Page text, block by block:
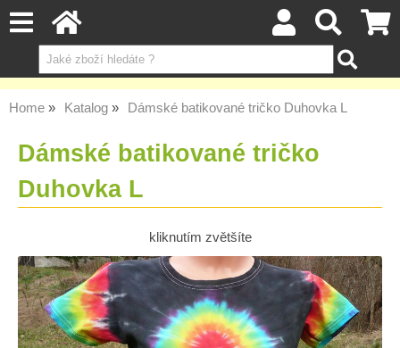
Home Katalog Dámské batikované tričko Duhovka L
Dámské batikované tričko
Duhovka L
kliknutím zvětšíte